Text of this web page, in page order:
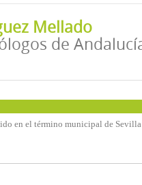
Mellado
de
en el término municipal de Sevilla